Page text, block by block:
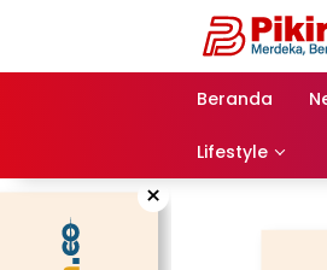
Beranda
Lifestyle
×